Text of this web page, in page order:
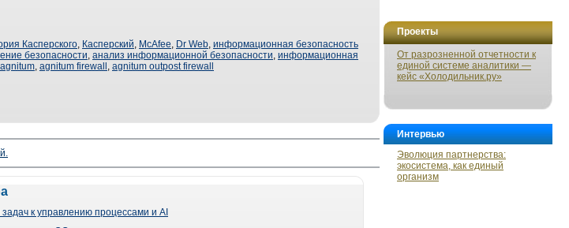
Проекты
От разрозненной отчетности к
единой системе аналитики —
кейс «Холодильник.ру»
Интервью
Эволюция партнерства:
экосистема, как единый
организм
Касперского, Касперский, McAfee, Dr Web, информационная безопасность
безопасности, анализ информационной безопасности, информационная
, agnitum firewall , agnitum outpost firewall
к управлению процессами и AI